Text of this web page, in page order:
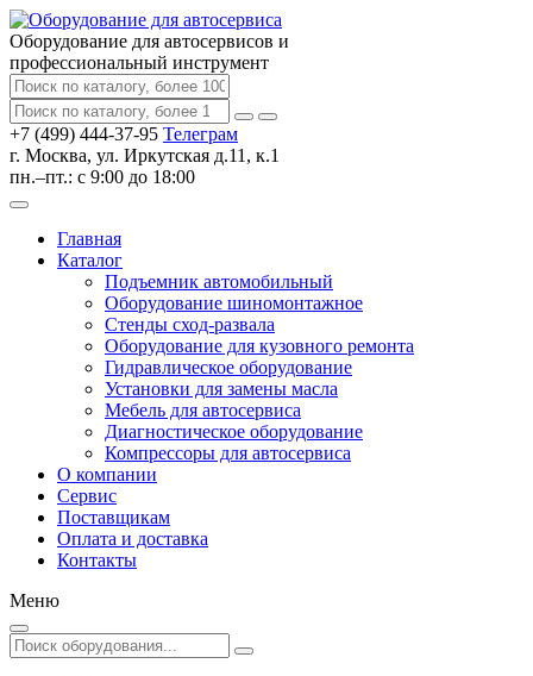
Оборудование для автосервисов и
профессиональный инструмент
+7 (499) 444-37-95 Телеграм
г. Москва, ул. Иркутская д.11, к.1
пн.–пт.: с 9:00 до 18:00
Главная
Каталог
Подъемник автомобильный
Оборудование шиномонтажное
Стенды сход-развала
Оборудование для кузовного ремонта
Гидравлическое оборудование
Установки для замены масла
Мебель для автосервиса
Диагностическое оборудование
Компрессоры для автосервиса
О компании
Сервис
Поставщикам
Оплата и доставка
Контакты
Меню